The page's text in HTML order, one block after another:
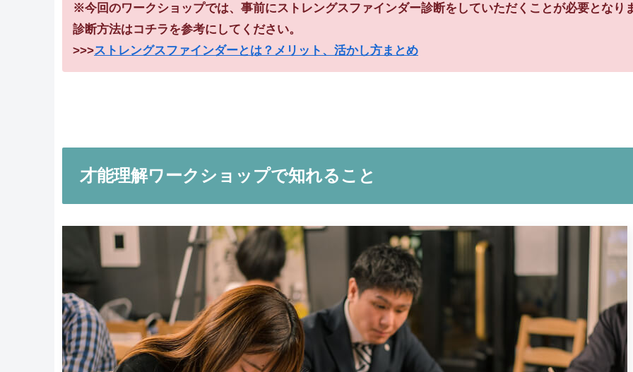
※今回のワークショップでは、事前にストレングスファインダー診断をしていただくことが必要となり
診断方法はコチラを参考にしてください。
>>>ストレングスファインダーとは？メリット、活かし方まとめ
才能理解ワークショップで知れること